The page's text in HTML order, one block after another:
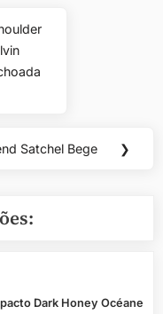
Satchel Bege ❯
Dark Honey Océane